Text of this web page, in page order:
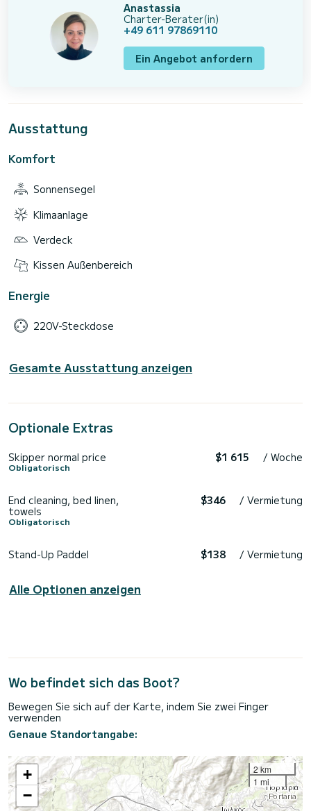
Anastassia
Charter-Berater(in)
+49 611 97869110
Ein Angebot anfordern
Ausstattung
Komfort
Sonnensegel
Klimaanlage
Verdeck
Kissen Außenbereich
Energie
220V-Steckdose
Gesamte Ausstattung anzeigen
Optionale Extras
Skipper normal price
Obligatorisch
$1 615 / Woche
End cleaning, bed linen,
towels
Obligatorisch
$346 / Vermietung
Stand-Up Paddel $138 / Vermietung
Alle Optionen anzeigen
Wo befindet sich das Boot?
Bewegen Sie sich auf der Karte, indem Sie zwei Finger
verwenden
Genaue Standortangabe:
+
−
2 km
1 mi